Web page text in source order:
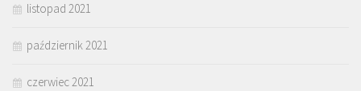
listopad 2021
październik 2021
czerwiec 2021